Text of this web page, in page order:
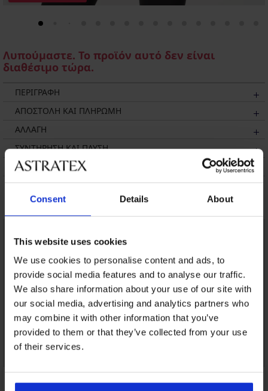
Consent Details About
This website uses cookies
We use cookies to personalise content and ads, to
provide social media features and to analyse our traffic.
We also share information about your use of our site with
our social media, advertising and analytics partners who
may combine it with other information that you’ve
provided to them or that they’ve collected from your use
of their services.
Λυπούμαστε. Το προϊόν αυτό δεν είναι
διαθέσιμο τώρα.
ΠΕΡΙΓΡΑΦΗ
ΑΠΟΣΤΟΛΗ ΚΑΙ ΠΛΗΡΩΜΗ
ΑΛΛΑΓΗ
ΣΥΝΤΗΡΗΣΗ ΚΑΙ ΠΛΥΣΗ
Η ΜΆΡΚΑ
Μπορεί να σας αρέσει